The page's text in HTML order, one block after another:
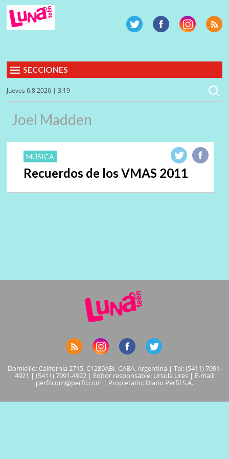
SECCIONES
Jueves 6.8.2026 | 3:19
Joel Madden
MÚSICA
Recuerdos de los VMAS 2011
Domicilio: California 2715, C1289ABI, CABA, Argentina | Tel: (5411) 7091-
4921 | (5411) 7091-4922 | Editor responsable: Ursula Ures | E-mail:
perfilcom@perfil.com | Propietario: Diario Perfil S.A.